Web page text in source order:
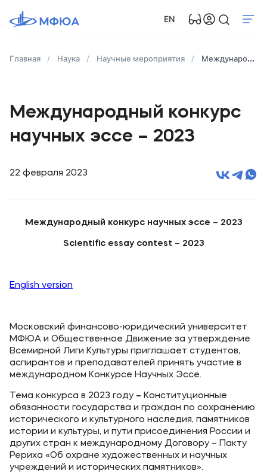
EN
Главная Наука Научные мероприятия Международный конкурс научных эссе – 2023
Международный конкурс
научных эссе – 2023
22 февраля 2023
Международный конкурс научных эссе – 2023
Scientific essay contest – 2023
English version
Московский финансово-юридический университет
МФЮА и Общественное Движение за утверждение
Всемирной Лиги Культуры приглашает студентов,
аспирантов и преподавателей принять участие в
международном Конкурсе Научных Эссе.
Тема конкурса в 2023 году – Конституционные
обязанности государства и граждан по сохранению
исторического и культурного наследия, памятников
истории и культуры, и пути присоединения России и
других стран к международному Договору – Пакту
Рериха «Об охране художественных и научных
учреждений и исторических памятников».